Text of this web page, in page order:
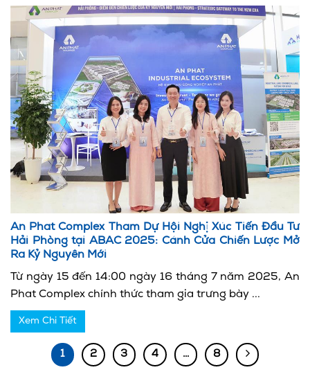
An Phat Complex Tham Dự Hội Nghị Xúc Tiến Đầu Tư
Hải Phòng tại ABAC 2025: Cánh Cửa Chiến Lược Mở
Ra Kỷ Nguyên Mới
Từ ngày 15 đến 14:00 ngày 16 tháng 7 năm 2025, An
Phat Complex chính thức tham gia trưng bày ...
Xem Chi Tiết
1 2 3 4 … 8